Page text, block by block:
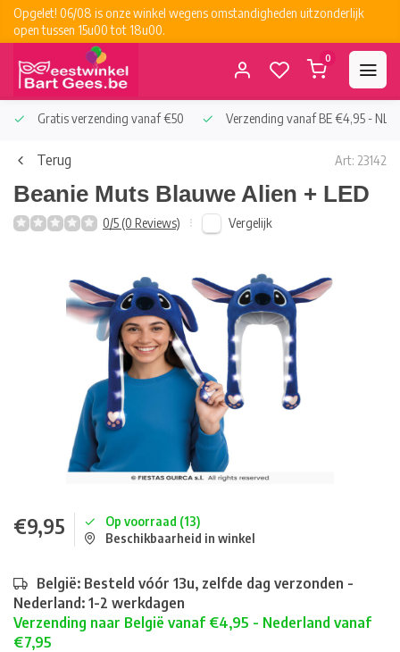
Opgelet! 06/08 is onze winkel wegens omstandigheden uitzonderlijk
open tussen 15u00 tot 18u00.
0
Gratis verzending vanaf €50 Verzending vanaf BE €4,95 - NL
Terug Art: 23142
Beanie Muts Blauwe Alien + LED
0/5 (0 Reviews) Vergelijk
€9,95
Op voorraad (13)
Beschikbaarheid in winkel
België: Besteld vóór 13u, zelfde dag verzonden -
Nederland: 1-2 werkdagen
Verzending naar België vanaf €4,95 - Nederland vanaf
€7,95